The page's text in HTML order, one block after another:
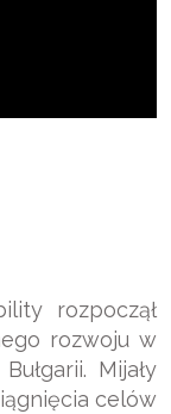
rozpoczął
rozwoju w
Mijały
celów